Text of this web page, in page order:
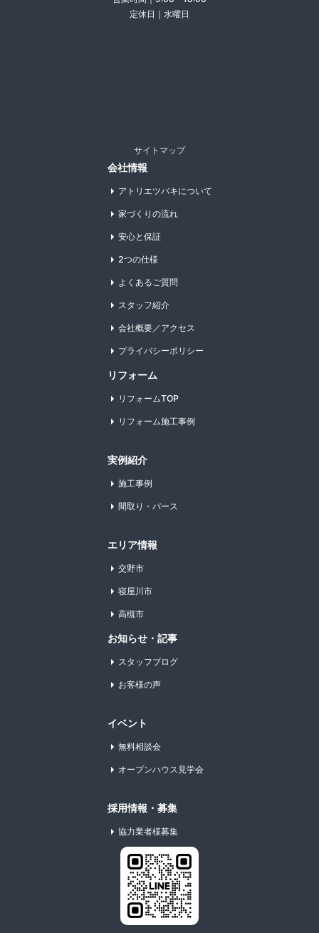
定休日｜水曜日
サイトマップ
会社情報
アトリエツバキについて
家づくりの流れ
安心と保証
2つの仕様
よくあるご質問
スタッフ紹介
会社概要／アクセス
プライバシーポリシー
リフォーム
リフォームTOP
リフォーム施工事例
実例紹介
施工事例
間取り・パース
エリア情報
交野市
寝屋川市
高槻市
お知らせ・記事
スタッフブログ
お客様の声
イベント
無料相談会
オープンハウス見学会
採用情報・募集
協力業者様募集